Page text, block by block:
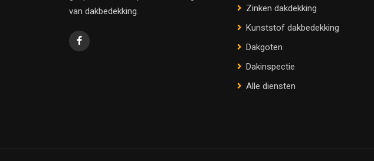
van dakbedekking.
Zinken dakdekking
Kunststof dakbedekking
Dakgoten
Dakinspectie
Alle diensten